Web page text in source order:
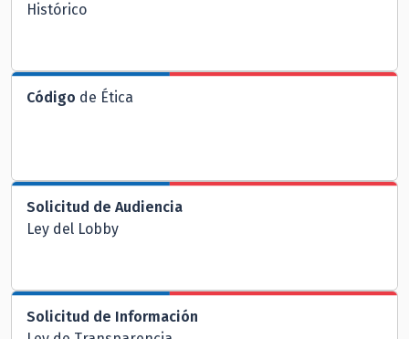
Histórico
Código de Ética
Solicitud de Audiencia
Ley del Lobby
Solicitud de Información